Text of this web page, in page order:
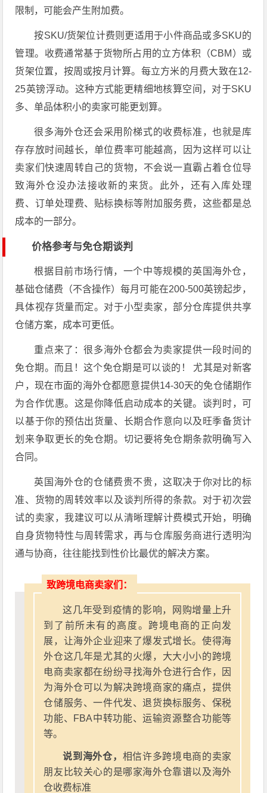
限制，可能会产生附加费。
按SKU/货架位计费则更适用于小件商品或多SKU的
管理。收费通常基于货物所占用的立方体积（CBM）或
货架位置，按周或按月计算。每立方米的月费大致在12-
25英镑浮动。这种方式能更精细地核算空间，对于SKU
多、单品体积小的卖家可能更划算。
很多海外仓还会采用阶梯式的收费标准，也就是库
存存放时间越长，单位费率可能越高，因为这样可以让
卖家们快速周转自己的货物，不会说一直霸占着仓位导
致海外仓没办法接收新的来货。此外，还有入库处理
费、订单处理费、贴标换标等附加服务费，这些都是总
成本的一部分。
价格参考与免仓期谈判
根据目前市场行情，一个中等规模的英国海外仓，
基础仓储费（不含操作）每月可能在200-500英镑起步，
具体视存货量而定。对于小型卖家，部分仓库提供共享
仓储方案，成本可更低。
重点来了：很多海外仓都会为卖家提供一段时间的
免仓期。而且！这个免仓期是可以谈的！ 尤其是对新客
户，现在市面的海外仓都愿意提供14-30天的免仓储期作
为合作优惠。这是你降低启动成本的关键。谈判时，可
以基于你的预估出货量、长期合作意向以及旺季备货计
划来争取更长的免仓期。切记要将免仓期条款明确写入
合同。
英国海外仓的仓储费贵不贵，这取决于你对比的标
准、货物的周转效率以及谈判所得的条款。对于初次尝
试的卖家，我建议可以从清晰理解计费模式开始，明确
自身货物特性与周转需求，再与仓库服务商进行透明沟
通与协商，往往能找到性价比最优的解决方案。
致跨境电商卖家们：
这几年受到疫情的影响，网购增量上升
到了前所未有的高度。跨境电商的正向发
展，让海外企业迎来了爆发式增长。使得海
外仓这几年是尤其的火爆，大大小小的跨境
电商卖家都在纷纷寻找海外仓进行合作，因
为海外仓可以为解决跨境商家的痛点，提供
仓储服务、一件代发、退货换标服务、保税
功能、FBA中转功能、运输资源整合功能等
等。
说到海外仓， 相信许多跨境电商的卖家
朋友比较关心的是哪家海外仓靠谱以及海外
仓收费标准